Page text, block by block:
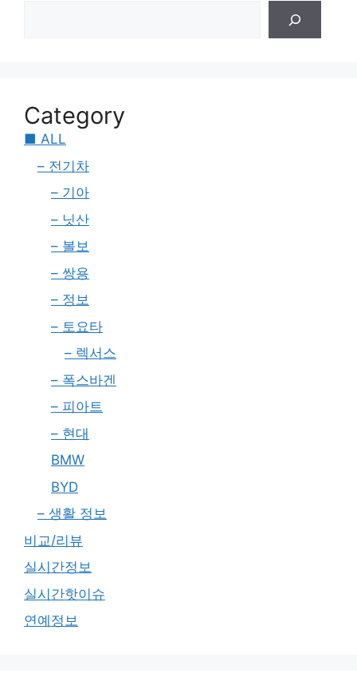
Category
■ ALL
– 전기차
– 기아
– 닛산
– 볼보
– 쌍용
– 정보
– 토요타
– 렉서스
– 폭스바겐
– 피아트
– 현대
BMW
BYD
– 생활 정보
비교/리뷰
실시간정보
실시간핫이슈
연예정보